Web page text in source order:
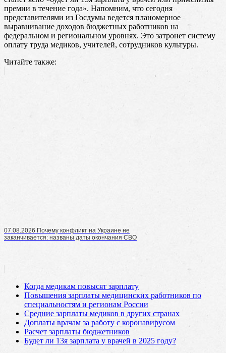
премии в течение года». Напомним, что сегодня
представителями из Госдумы ведется планомерное
выравнивание доходов бюджетных работников на
федеральном и региональном уровнях. Это затронет систему
оплату труда медиков, учителей, сотрудников культуры.
Читайте также:
07.08.2026 Почему конфликт на Украине не
заканчивается: названы даты окончания СВО
Когда медикам повысят зарплату
Повышения зарплаты медицинских работников по
специальностям и регионам России
Средние зарплаты медиков в других странах
Доплаты врачам за работу с коронавирусом
Расчет зарплаты бюджетников
Будет ли 13я зарплата у врачей в 2025 году?